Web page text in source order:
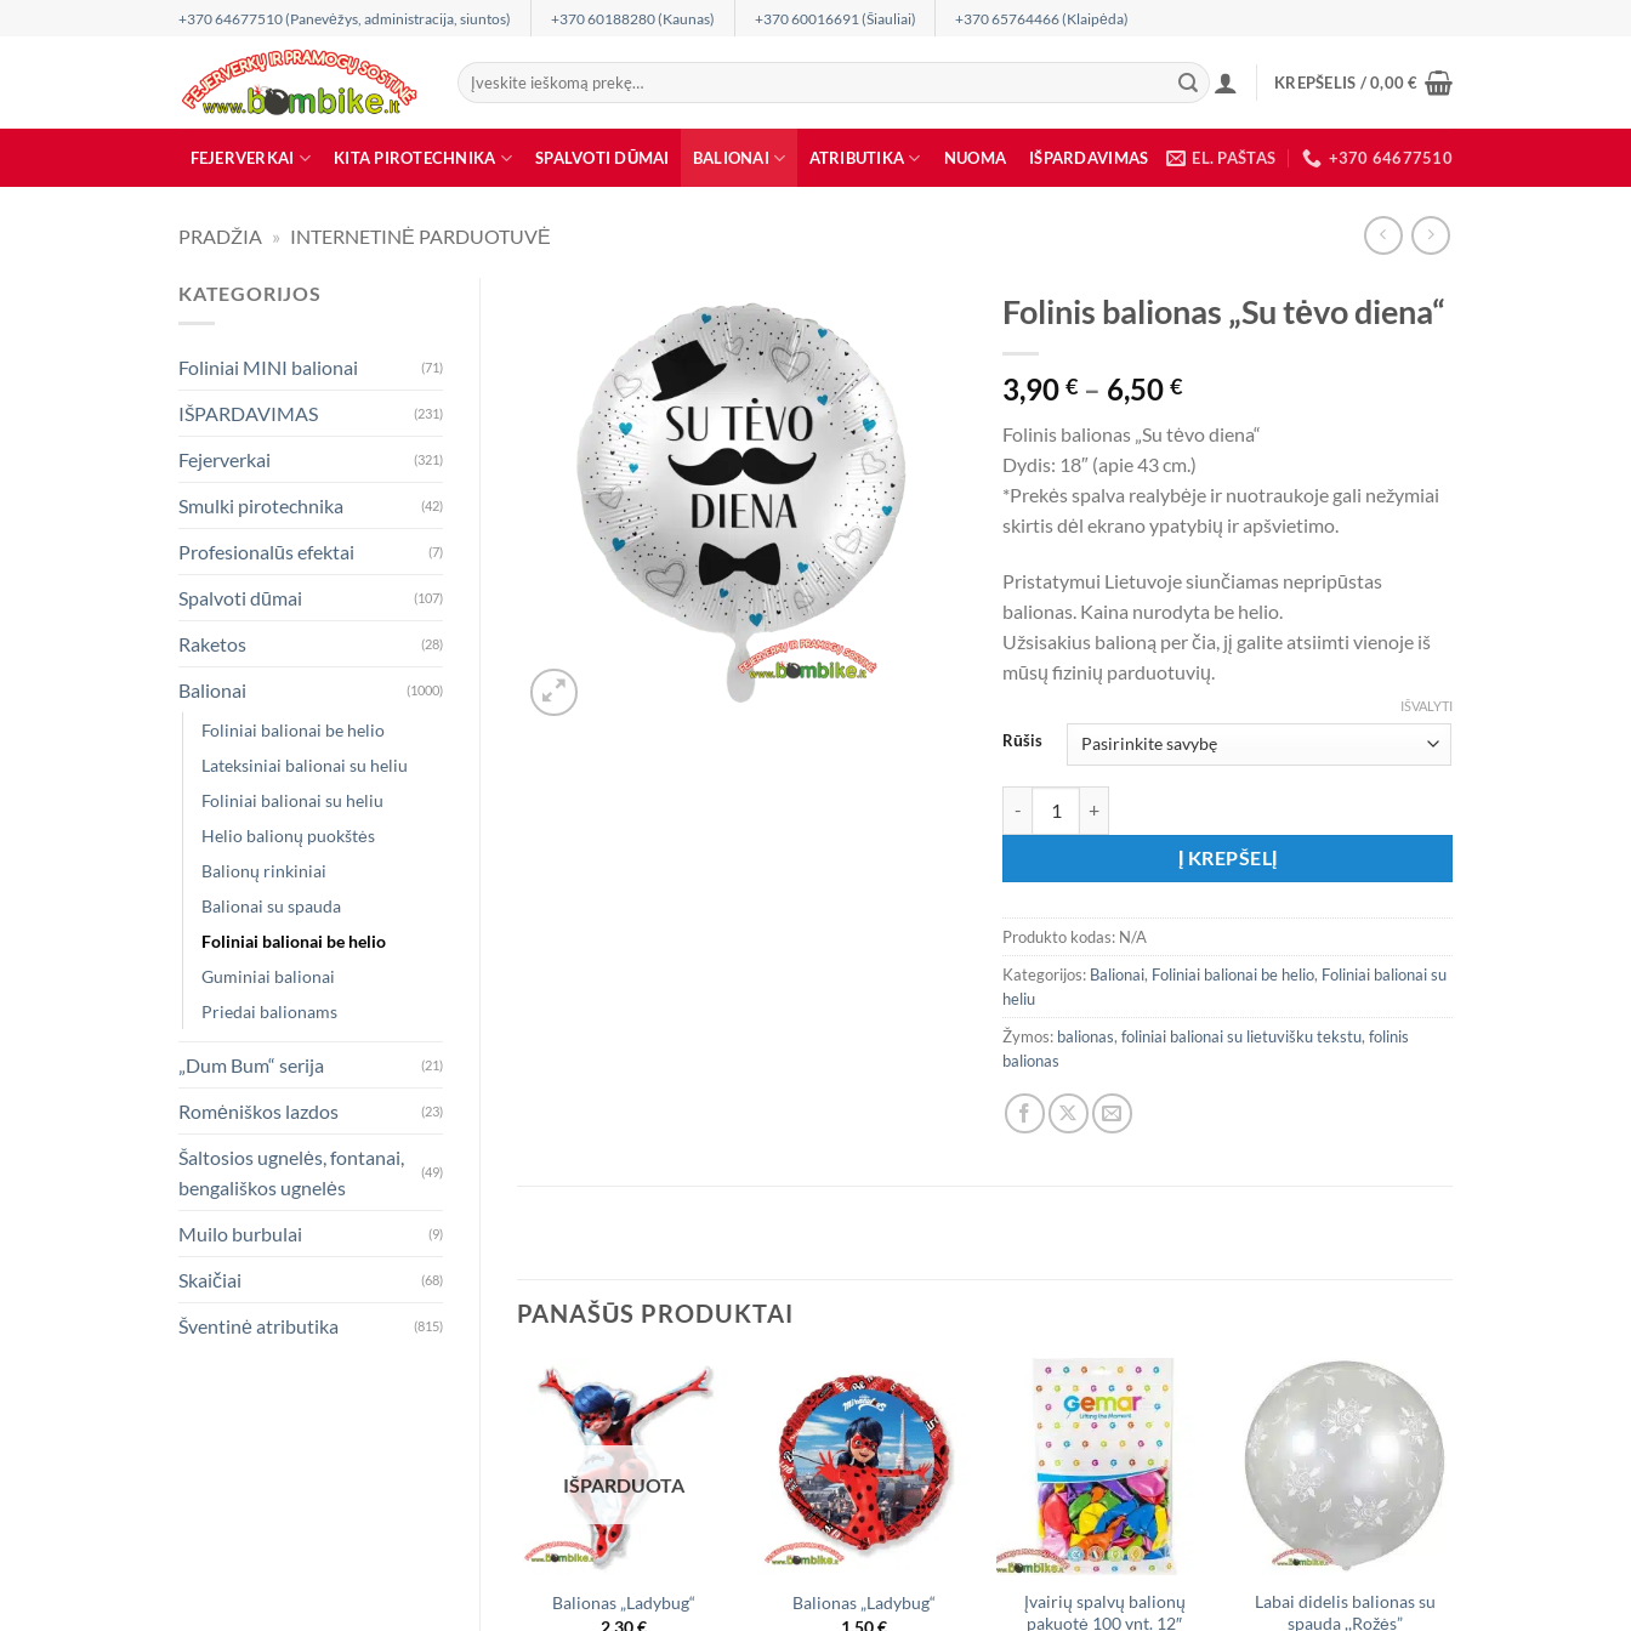
+370 64677510 (Panevėžys, administracija, siuntos) +370 60188280 (Kaunas) +370 60016691 (Šiauliai) +370 65764466 (Klaipėda)
Ieškoti:
KREPŠELIS /0,00€
FEJERVERKAI KITA PIROTECHNIKA SPALVOTI DŪMAI BALIONAI ATRIBUTIKA NUOMA IŠPARDAVIMAS EL. PAŠTAS +370 64677510
PRADŽIA » INTERNETINĖ PARDUOTUVĖ
KATEGORIJOS
Foliniai MINI balionai (71)
IŠPARDAVIMAS (231)
Fejerverkai (321)
Smulki pirotechnika (42)
Profesionalūs efektai (7)
Spalvoti dūmai (107)
Raketos (28)
Balionai (1000)
Foliniai balionai be helio
Lateksiniai balionai su heliu
Foliniai balionai su heliu
Helio balionų puokštės
Balionų rinkiniai
Balionai su spauda
Foliniai balionai be helio
Guminiai balionai
Priedai balionams
„Dum Bum“ serija (21)
Romėniškos lazdos (23)
Šaltosios ugnelės, fontanai,
bengališkos ugnelės
(49)
Muilo burbulai (9)
Skaičiai (68)
Šventinė atributika (815)
Folinis balionas „Su tėvo diena“
3,90€ – 6,50€Price
3,90 €
through
6,50 €
Folinis balionas „Su tėvo diena“
Dydis: 18″ (apie 43 cm.)
*Prekės spalva realybėje ir nuotraukoje gali nežymiai
skirtis dėl ekrano ypatybių ir apšvietimo.
Pristatymui Lietuvoje siunčiamas nepripūstas
balionas. Kaina nurodyta be helio.
Užsisakius balioną per čia, jį galite atsiimti vienoje iš
mūsų fizinių parduotuvių.
Rūšis
IŠVALYTI
Į KREPŠELĮ
Produkto kodas: N/A
Kategorijos: Balionai, Foliniai balionai be helio, Foliniai balionai su
heliu
Žymos: balionas,foliniai balionai su lietuvišku tekstu,folinis
balionas
PANAŠŪS PRODUKTAI
IŠPARDUOTA
Balionas „Ladybug“
2,30€
Balionas „Ladybug“
1,50€
Įvairių spalvų balionų
pakuotė 100 vnt. 12″
Labai didelis balionas su
spauda ,,Rožės”